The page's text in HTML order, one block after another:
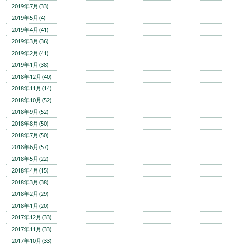
2019年7月 (33)
2019年5月 (4)
2019年4月 (41)
2019年3月 (36)
2019年2月 (41)
2019年1月 (38)
2018年12月 (40)
2018年11月 (14)
2018年10月 (52)
2018年9月 (52)
2018年8月 (50)
2018年7月 (50)
2018年6月 (57)
2018年5月 (22)
2018年4月 (15)
2018年3月 (38)
2018年2月 (29)
2018年1月 (20)
2017年12月 (33)
2017年11月 (33)
2017年10月 (33)